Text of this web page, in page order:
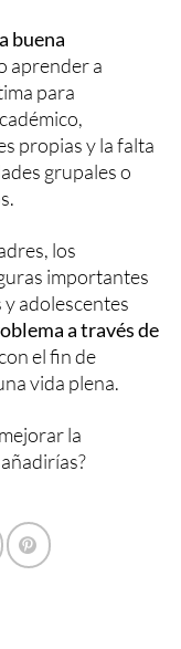
buena
aprender a
para
propias y la falta
grupales o
los
importantes
adolescentes
a través de
el fin de
vida plena.
la